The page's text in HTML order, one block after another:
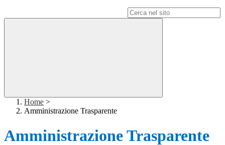
Home >
Amministrazione Trasparente
Amministrazione Trasparente